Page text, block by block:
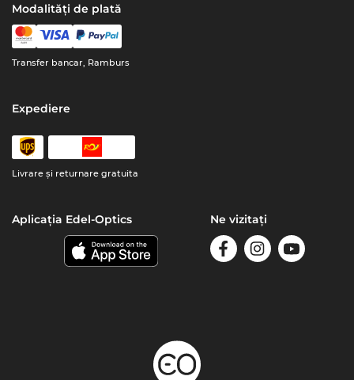
Modalități de plată
Transfer bancar, Ramburs
Expediere
Livrare şi returnare gratuita
Aplicația Edel-Optics Ne vizitați